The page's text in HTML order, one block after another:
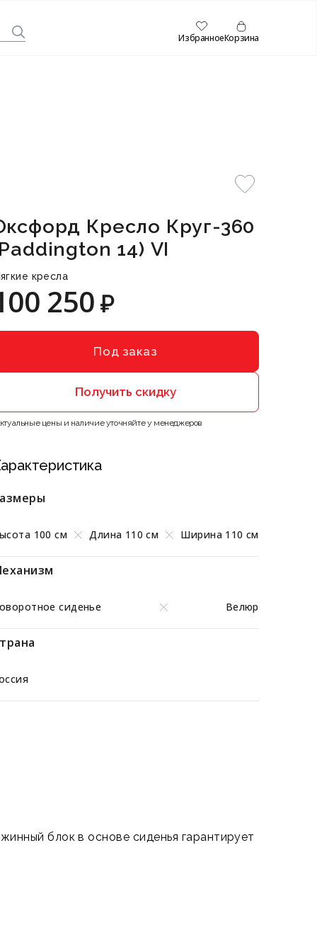
ИзбранноеКорзина
Кресло Круг-360
14) VI
кресла
250 ₽
Под заказ
Получить скидку
цены и наличие уточняйте у менеджеров
100 см Длина 110 см Ширина 110 см
сиденье Велюр
блок в основе сиденья гарантирует